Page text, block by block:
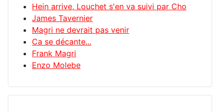
Hein arrive, Louchet s'en va suivi par Cho
James Tavernier
Magri ne devrait pas venir
Ca se décante...
Frank Magri
Enzo Molebe